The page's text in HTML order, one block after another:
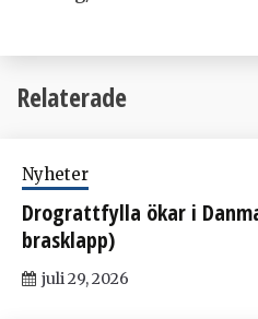
Relaterade
Nyheter
Drograttfylla ökar i
brasklapp)
juli 29, 2026